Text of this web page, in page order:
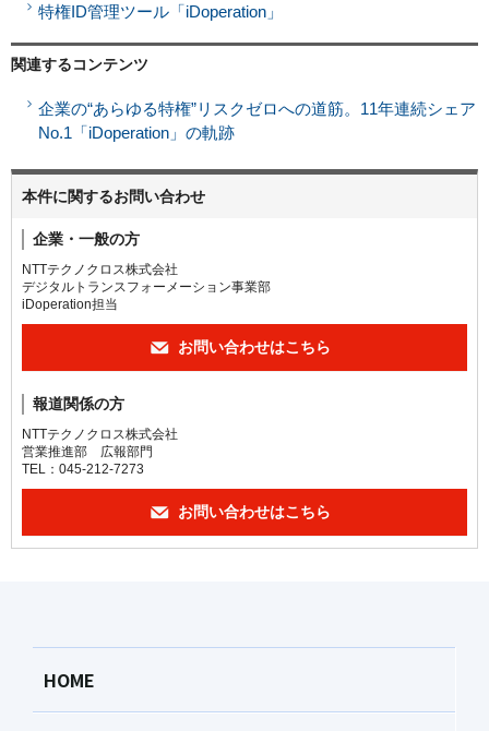
特権ID管理ツール「iDoperation」
関連するコンテンツ
企業の“あらゆる特権”リスクゼロへの道筋。11年連続シェア
No.1「iDoperation」の軌跡
本件に関するお問い合わせ
企業・一般の方
NTTテクノクロス株式会社
デジタルトランスフォーメーション事業部
iDoperation担当
お問い合わせはこちら
報道関係の方
NTTテクノクロス株式会社
営業推進部 広報部門
TEL：045-212-7273
お問い合わせはこちら
HOME